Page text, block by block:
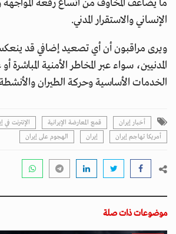
ما يضاعف المخاوف من اتساع رقعة المواجهة
الإنساني والاستقرار المدني.
ويرى مراقبون أن أي تصعيد إضافي قد
المدنيين، سواء عبر المخاطر الأمنية المباشرة
الخدمات الأساسية وحركة الطيران
أخبار إيران قمع المعارضة الإيرانية الإنترنت في
أمريكا تهاجم إيران
إيران الهجوم على إيران
موضوعات ذات صلة